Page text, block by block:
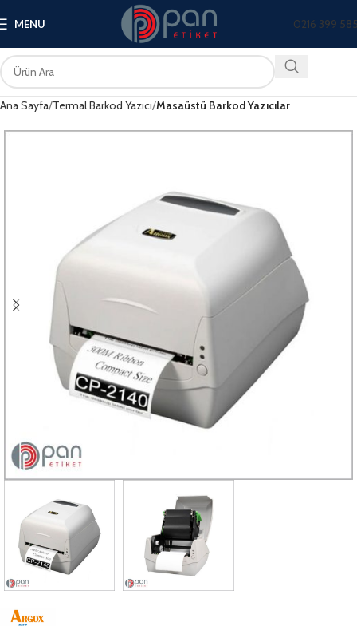
MENU 0216 399
Ana Sayfa Termal Barkod Yazıcı Masaüstü Barkod Yazıcılar